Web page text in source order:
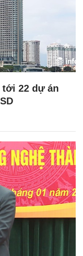
tới 22 dự án